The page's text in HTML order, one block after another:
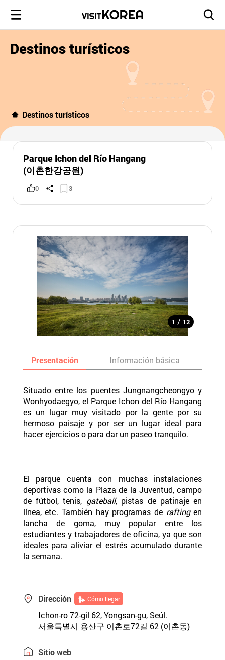
Destinos turísticos
Destinos turísticos
Parque Ichon del Río Hangang
(이촌한강공원)
0 3
1 / 12
Presentación Información básica
Situado entre los puentes Jungnangcheongyo y
Wonhyodaegyo, el Parque Ichon del Río Hangang
es un lugar muy visitado por la gente por su
hermoso paisaje y por ser un lugar ideal para
hacer ejercicios o para dar un paseo tranquilo.
El parque cuenta con muchas instalaciones
deportivas como la Plaza de la Juventud, campo
de fútbol, tenis, gateball, pistas de patinaje en
línea, etc. También hay programas de raftingen
lancha de goma, muy popular entre los
estudiantes y trabajadores de oficina, ya que son
ideales para aliviar el estrés acumulado durante
la semana.
Dirección Cómo llegar
Ichon-ro 72-gil 62, Yongsan-gu, Seúl.
서울특별시 용산구 이촌로72길 62 (이촌동)
Sitio web